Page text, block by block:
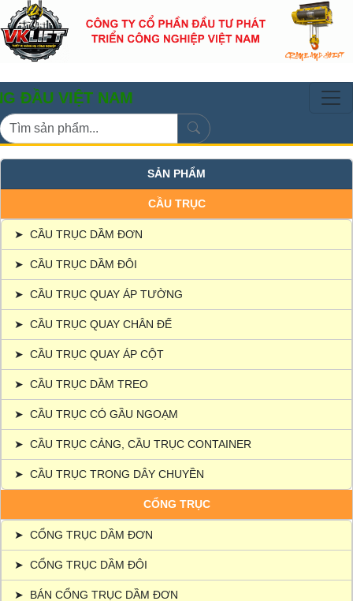
NAM
SẢN PHẨM
CẦU TRỤC
➤ CẦU TRỤC DẦM ĐƠN
➤ CẦU TRỤC DẦM ĐÔI
➤ CẦU TRỤC QUAY ÁP TƯỜNG
➤ CẦU TRỤC QUAY CHÂN ĐẾ
➤ CẦU TRỤC QUAY ÁP CỘT
➤ CẦU TRỤC DẦM TREO
➤ CẦU TRỤC CÓ GẦU NGOẠM
➤ CẦU TRỤC CẢNG, CẦU TRỤC CONTAINER
➤ CẦU TRỤC TRONG DÂY CHUYỀN
CỔNG TRỤC
➤ CỔNG TRỤC DẦM ĐƠN
➤ CỔNG TRỤC DẦM ĐÔI
➤ BÁN CỔNG TRỤC DẦM ĐƠN